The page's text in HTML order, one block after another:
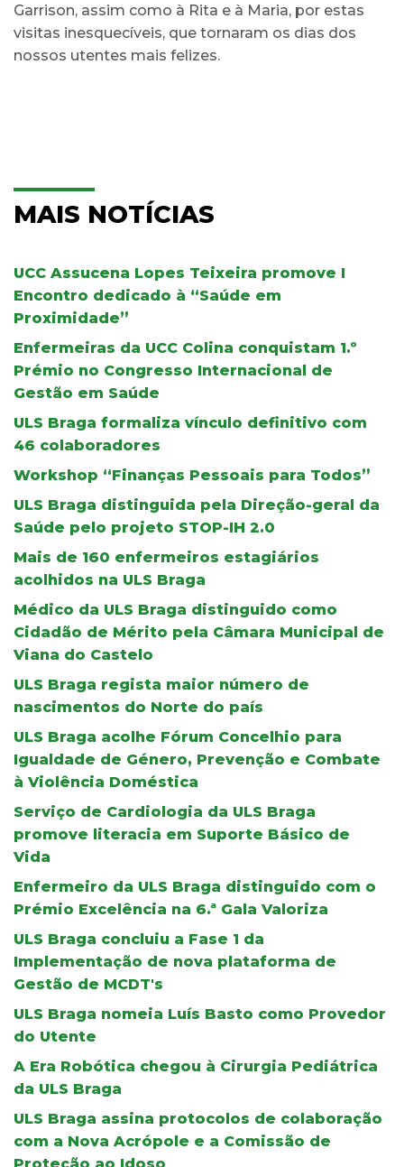
Garrison, assim como à Rita e à Maria, por estas
visitas inesquecíveis, que tornaram os dias dos
nossos utentes mais felizes.
MAIS NOTÍCIAS
UCC Assucena Lopes Teixeira promove I
Encontro dedicado à “Saúde em
Proximidade”
Enfermeiras da UCC Colina conquistam 1.º
Prémio no Congresso Internacional de
Gestão em Saúde
ULS Braga formaliza vínculo definitivo com
46 colaboradores
Workshop “Finanças Pessoais para Todos”
ULS Braga distinguida pela Direção-geral da
Saúde pelo projeto STOP-IH 2.0
Mais de 160 enfermeiros estagiários
acolhidos na ULS Braga
Médico da ULS Braga distinguido como
Cidadão de Mérito pela Câmara Municipal de
Viana do Castelo
ULS Braga regista maior número de
nascimentos do Norte do país
ULS Braga acolhe Fórum Concelhio para
Igualdade de Género, Prevenção e Combate
à Violência Doméstica
Serviço de Cardiologia da ULS Braga
promove literacia em Suporte Básico de
Vida
Enfermeiro da ULS Braga distinguido com o
Prémio Excelência na 6.ª Gala Valoriza
ULS Braga concluiu a Fase 1 da
Implementação de nova plataforma de
Gestão de MCDT's
ULS Braga nomeia Luís Basto como Provedor
do Utente
A Era Robótica chegou à Cirurgia Pediátrica
da ULS Braga
ULS Braga assina protocolos de colaboração
com a Nova Acrópole e a Comissão de
Proteção ao Idoso